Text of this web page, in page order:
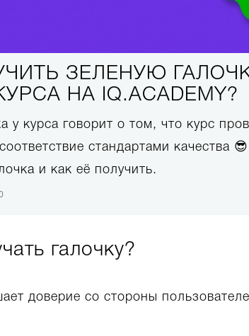
ЗЕЛЕНУЮ
НА IQ.ACADEMY?
у курса говорит о том, что курс
стандартами качества
и как её получить.
галочку?
доверие со стороны